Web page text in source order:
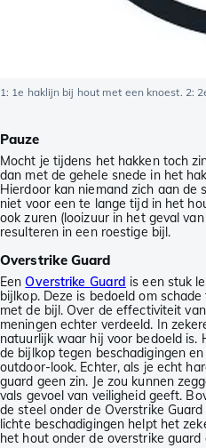
1: 1e haklijn bij hout met een knoest. 2:
Pauze
Mocht je tijdens het hakken toch
dan met de gehele snede in het
Hierdoor kan niemand zich aan de
niet voor een te lange tijd in het
ook zuren (looizuur in het geval
resulteren in een roestige bijl.
Overstrike Guard
EenOverstrike Guard is een stuk
bijlkop. Deze is bedoeld om
met de bijl. Over de effectiviteit
meningen echter verdeeld. In
natuurlijk waar hij voor bedoeld
de bijlkop tegen beschadigingen
outdoor-look. Echter, als je echt
guard geen zin. Je zou kunnen
vals gevoel van veiligheid geeft.
de steel onder de Overstrike
lichte beschadigingen helpt het
het hout onder de overstrike guard